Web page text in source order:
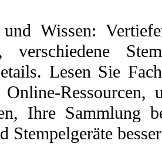
und Wissen:
verschiedene
Lesen Sie
Online-
Ihre Sammlung
Stempelgeräte